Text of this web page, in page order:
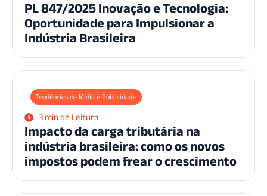
PL 847/2025 Inovação e Tecnologia:
Oportunidade para Impulsionar a
Indústria Brasileira
Tendências de Mídia e Publicidade
3 min de Leitura
Impacto da carga tributária na
indústria brasileira: como os novos
impostos podem frear o crescimento